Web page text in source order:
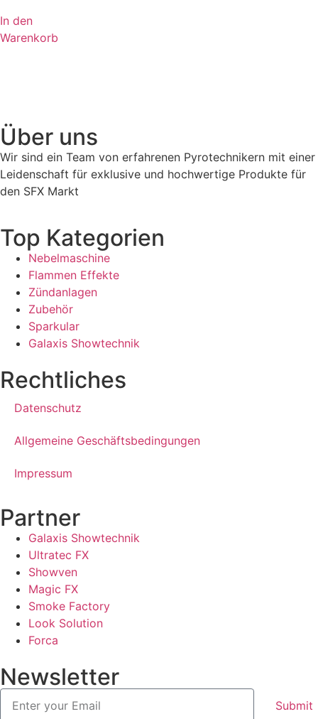
In den
Warenkorb
Über uns
Wir sind ein Team von erfahrenen Pyrotechnikern mit einer
Leidenschaft für exklusive und hochwertige Produkte für
den SFX Markt
Top Kategorien
Nebelmaschine
Flammen Effekte
Zündanlagen
Zubehör
Sparkular
Galaxis Showtechnik
Rechtliches
Datenschutz
Allgemeine Geschäftsbedingungen
Impressum
Partner
Galaxis Showtechnik
Ultratec FX
Showven
Magic FX
Smoke Factory
Look Solution
Forca
Newsletter
Submit